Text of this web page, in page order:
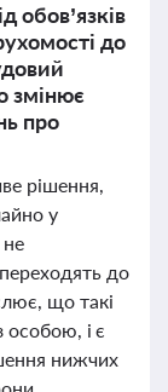
обов’язків
до
змінює
про
рішення,
у
до
що такі
особою, і є
нижчих